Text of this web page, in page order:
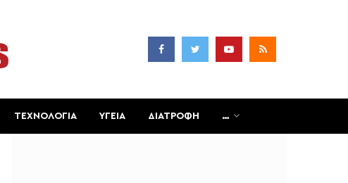
ΤΕΧΝΟΛΟΓΙΑ ΥΓΕΙΑ ΔΙΑΤΡΟΦΗ …